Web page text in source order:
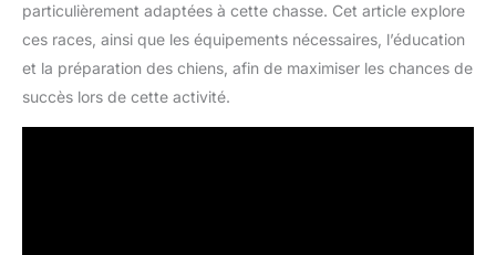
particulièrement adaptées à cette chasse. Cet article explore
ces races, ainsi que les équipements nécessaires, l’éducation
et la préparation des chiens, afin de maximiser les chances de
succès lors de cette activité.